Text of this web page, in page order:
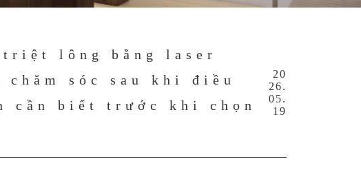
lông bằng laser
sóc sau khi điều
cần biết trước khi chọn
20
26.
05.
19